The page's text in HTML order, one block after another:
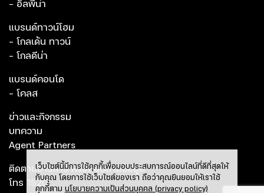
- อัลพีน่า
แบรนด์ทาวน์โฮม
- โกลเด้น ทาวน์
- โกลดีน่า
แบรนด์คอนโด
- โคลส
ข่าวและกิจกรรม
บทความ
Agent Partners
ติดตามข่าวสาร หรือสอบถามข้อมูล
โทร
1520
เว็บไซต์นี้มีการใช้คุกกี้เพื่อมอบประสบการณ์ออนไลน์ที่ดีที่สุดให้
กับคุณ โดยการใช้เว็บไซต์ของเรา ถือว่าคุณยินยอมให้เราใช้
คุกกี้ตาม นโยบายความเป็นส่วนบุคคล (privacy policy)